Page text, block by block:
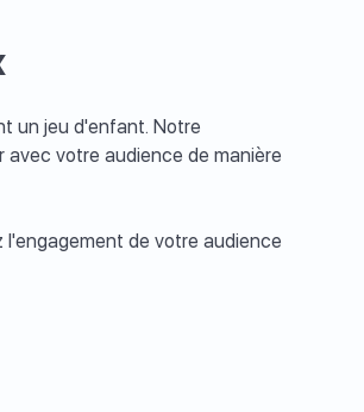
un jeu d'enfant. Notre
votre audience de manière
l'engagement de votre audience